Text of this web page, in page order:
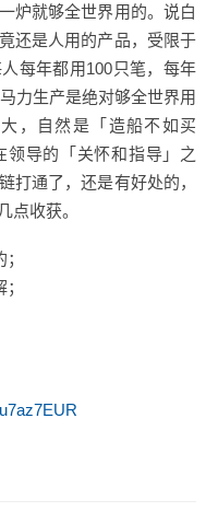
炉就够全世界用的。说白
还是人用的产品，受限于
每年都用100只笔，每年
力生产是绝对够全世界用
，自然是「造船不如买
导的「关怀和指导」之
打通了，还是有好处的，
点收获。